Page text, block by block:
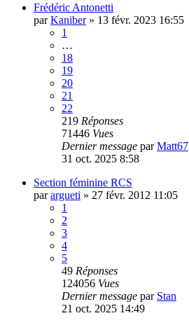
Frédéric Antonetti
parKaniber» 13 févr. 2023 16:55
1
…
18
19
20
21
22
219 Réponses
71446 Vues
Dernier message parMatt67
31 oct. 2025 8:58
Section féminine RCS
parargueti » 27 févr. 2012 11:05
1
2
3
4
5
49 Réponses
124056 Vues
Dernier message par Stan
21 oct. 2025 14:49